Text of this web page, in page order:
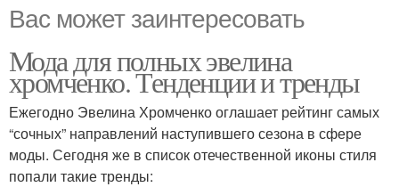
Вас может заинтересовать
Мода для полных эвелина
хромченко. Тенденции и тренды
Ежегодно Эвелина Хромченко оглашает рейтинг самых
“сочных” направлений наступившего сезона в сфере
моды. Сегодня же в список отечественной иконы стиля
попали такие тренды: